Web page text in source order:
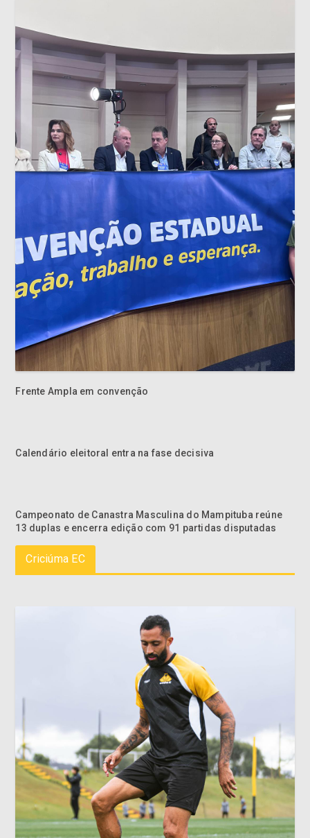
Frente Ampla em convenção
Calendário eleitoral entra na fase decisiva
Campeonato de Canastra Masculina do Mampituba reúne
13 duplas e encerra edição com 91 partidas disputadas
Criciúma EC